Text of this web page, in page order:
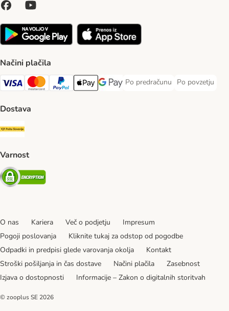
Načini plačila
Visa Payment Method
MasterCard Payment Method
PayPal Payment Method
Apple Pay Payment Method
Google pay Payment Method
Po predračunu
Po predračunu Payment Method
Po povzetju
Po povzetju
Dostava
Pošta Slovenije Shipping Method
Varnost
Security
O nas Kariera Več o podjetju
Impresum
Pogoji poslovanja
Kliknite tukaj za odstop od pogodbe
Odpadki in predpisi glede varovanja okolja
Kontakt
Stroški pošiljanja in čas dostave
Načini plačila
Zasebnost
Izjava o dostopnosti
Informacije – Zakon o digitalnih storitvah
© zooplus SE 2026